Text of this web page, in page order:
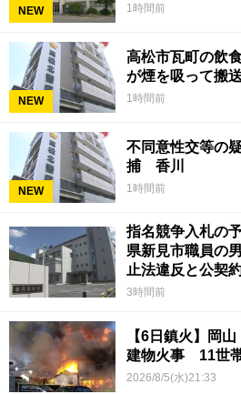
NEW 1時間前
NEW
高松市瓦町の飲
が煙を吸って搬
1時間前
NEW
不同意性交等の
捕 香川
1時間前
指名競争入札の
県新見市職員の
止法違反と公契
い
3時間前
【6日鎮火】岡
建物火事 11世
2026/8/5(水)21:33